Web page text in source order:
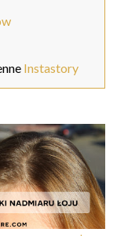
Instastory